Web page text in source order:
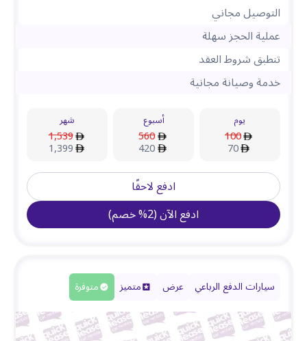
التوصيل مجاني
عملية الحجز سهلة
تنطبق شروط العقد
خدمة وصيانة مجانية
يوم
100
70
أسبوع
560
420
شهر
1,539
1,399
ادفع لاحقًا
ادفع الآن(
2
%خصم)
سيارات الدفع الرباعي عرض متميز متوفرة